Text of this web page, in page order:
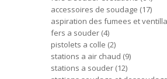
accessoires de soudage 17
aspiration des fumees et
fers a souder 4
pistolets a colle 2
stations a air chaud 9
stations a souder 12